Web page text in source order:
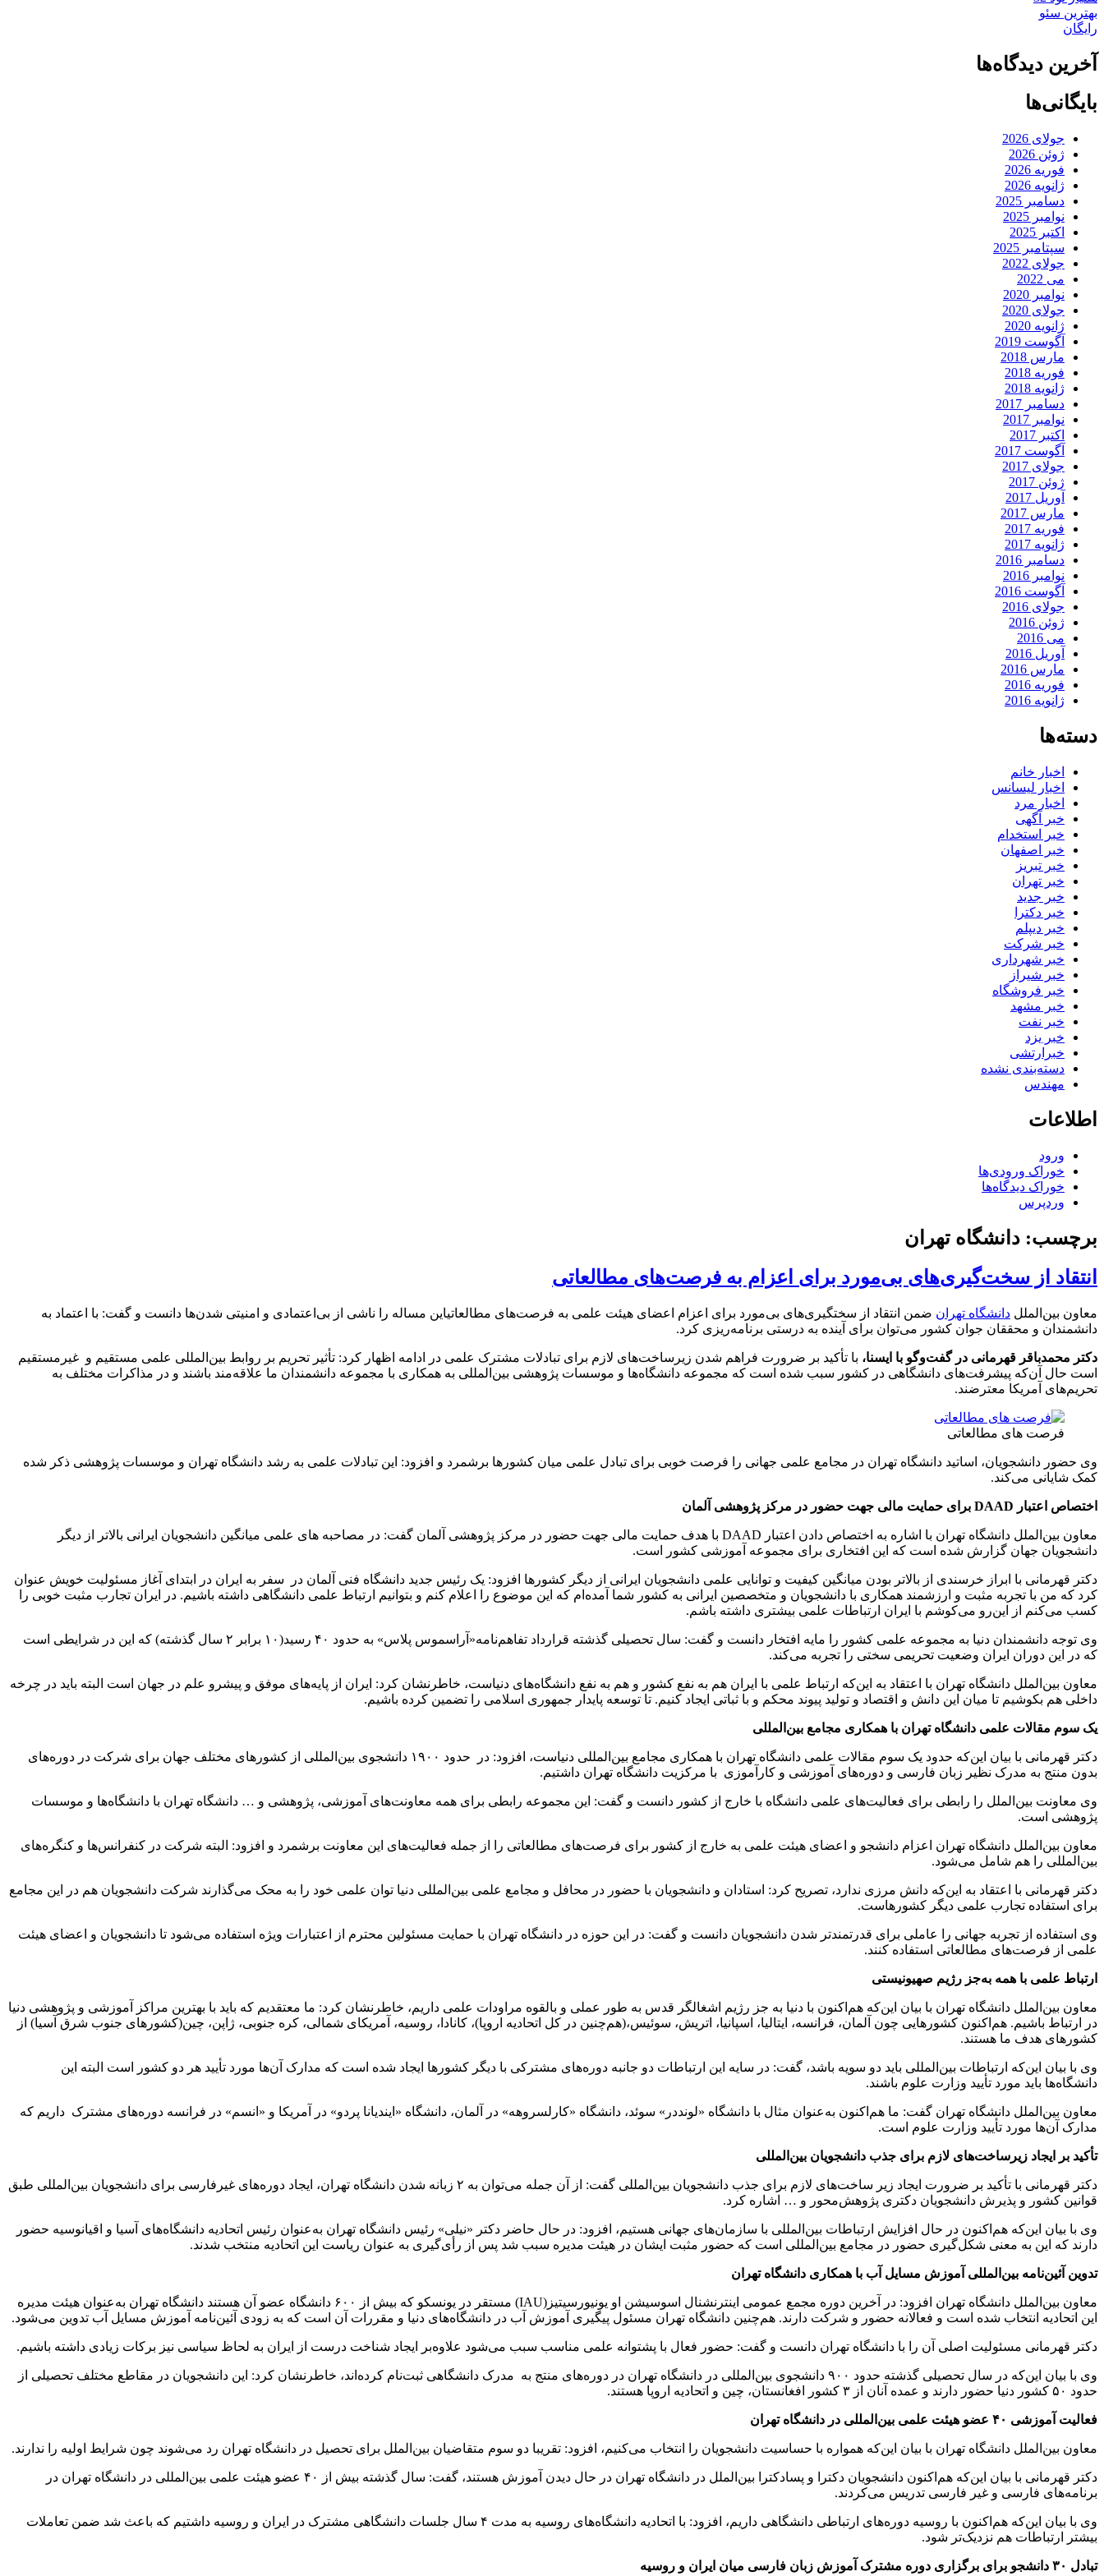
بهترین سئو
رایگان
آخرین دیدگاه‌ها
بایگانی‌ها
جولای 2026
ژوئن 2026
فوریه 2026
ژانویه 2026
دسامبر 2025
نوامبر 2025
اکتبر 2025
سپتامبر 2025
جولای 2022
می 2022
نوامبر 2020
جولای 2020
ژانویه 2020
آگوست 2019
مارس 2018
فوریه 2018
ژانویه 2018
دسامبر 2017
نوامبر 2017
اکتبر 2017
آگوست 2017
جولای 2017
ژوئن 2017
آوریل 2017
مارس 2017
فوریه 2017
ژانویه 2017
دسامبر 2016
نوامبر 2016
آگوست 2016
جولای 2016
ژوئن 2016
می 2016
آوریل 2016
مارس 2016
فوریه 2016
ژانویه 2016
دسته‌ها
اخبار خانم
اخبار لیسانس
اخبار مرد
خبر آگهی
خبر استخدام
خبر اصفهان
خبر تبریز
خبر تهران
خبر جدید
خبر دکترا
خبر دیپلم
خبر شرکت
خبر شهرداری
خبر شیراز
خبر فروشگاه
خبر مشهد
خبر نفت
خبر یزد
خبرارتشی
دسته‌بندی نشده
مهندس
اطلاعات
ورود
خوراک ورودی‌ها
خوراک دیدگاه‌ها
وردپرس
برچسب: دانشگاه تهران
انتقاد از سخت‌گیری‌های بی‌مورد برای اعزام به فرصت‌های مطالعاتی
معاون بین‌الملل دانشگاه تهران ضمن انتقاد از سختگیری‌های بی‌مورد برای اعزام اعضای هیئت علمی به فرصت‌های مطالعاتیاین مساله را ناشی از بی‌اعتمادی و امنیتی شدن‌ها دانست و گفت: با اعتماد به
دانشمندان و محققان جوان کشور می‌توان برای آینده به درستی برنامه‌ریزی کرد.
دکتر محمدباقر قهرمانی در گفت‌وگو با ایسنا، با تأکید بر ضرورت فراهم شدن زیرساخت‌های لازم برای تبادلات مشترک علمی در ادامه اظهار کرد: تأثیر تحریم بر روابط بین‌المللی علمی مستقیم و غیرمستقیم
است حال آن‌که پیشرفت‌های دانشگاهی در کشور سبب شده است که مجموعه دانشگاه‌ها و موسسات پژوهشی بین‌المللی به همکاری با مجموعه دانشمندان ما علاقه‌مند باشند و در مذاکرات مختلف به
تحریم‌های آمریکا معترضند.
فرصت های مطالعاتی
وی حضور دانشجویان، اساتید دانشگاه تهران در مجامع علمی جهانی را فرصت خوبی برای تبادل علمی میان کشورها برشمرد و افزود: این تبادلات علمی به رشد دانشگاه تهران و موسسات پژوهشی ذکر شده
کمک شایانی می‌کند.
اختصاص اعتبار DAAD برای حمایت مالی جهت حضور در مرکز پژوهشی آلمان
معاون بین‌الملل دانشگاه تهران با اشاره به اختصاص دادن اعتبار DAAD با هدف حمایت مالی جهت حضور در مرکز پژوهشی آلمان گفت: در مصاحبه های علمی میانگین دانشجویان ایرانی بالاتر از دیگر
دانشجویان جهان گزارش شده است که این افتخاری برای مجموعه آموزشی کشور است.
دکتر قهرمانی با ابراز خرسندی از بالاتر بودن میانگین کیفیت و توانایی علمی دانشجویان ایرانی از دیگر کشورها افزود: یک رئیس جدید دانشگاه فنی آلمان در سفر به ایران در ابتدای آغاز مسئولیت خویش عنوان
کرد که من با تجربه مثبت و ارزشمند همکاری با دانشجویان و متخصصین ایرانی به کشور شما آمده‌ام که این موضوع را اعلام کنم و بتوانیم ارتباط علمی دانشگاهی داشته باشیم. در ایران تجارب مثبت خوبی را
کسب می‌کنم از این‌رو می‌کوشم با ایران ارتباطات علمی بیشتری داشته باشم.
وی توجه دانشمندان دنیا به مجموعه علمی کشور را مایه افتخار دانست و گفت: سال تحصیلی گذشته قرارداد تفاهم‌نامه«آراسموس پلاس» به حدود ۴۰ رسید(۱۰ برابر ۲ سال گذشته) که این در شرایطی است
که در این دوران ایران وضعیت تحریمی سختی را تجربه می‌کند.
معاون بین‌الملل دانشگاه تهران با اعتقاد به این‌که ارتباط علمی با ایران هم به نفع کشور و هم به نفع دانشگاه‌های دنیاست، خاطرنشان کرد: ایران از پایه‌های موفق و پیشرو علم در جهان است البته باید در چرخه
داخلی هم بکوشیم تا میان این دانش و اقتصاد و تولید پیوند محکم و با ثباتی ایجاد کنیم. تا توسعه پایدار جمهوری اسلامی را تضمین کرده باشیم.
یک سوم مقالات علمی دانشگاه تهران با همکاری مجامع بین‌المللی
دکتر قهرمانی با بیان این‌که حدود یک سوم مقالات علمی دانشگاه تهران با همکاری مجامع بین‌المللی دنیاست، افزود: در حدود ۱۹۰۰ دانشجوی بین‌المللی از کشورهای مختلف جهان برای شرکت در دوره‌های
بدون منتج به مدرک نظیر زبان فارسی و دوره‌های آموزشی و کارآموزی با مرکزیت دانشگاه تهران داشتیم.
وی معاونت بین‌الملل را رابطی برای فعالیت‌های علمی دانشگاه با خارج از کشور دانست و گفت: این مجموعه رابطی برای همه معاونت‌های آموزشی، پژوهشی و … دانشگاه تهران با دانشگاه‌ها و موسسات
پژوهشی است.
معاون بین‌الملل دانشگاه تهران اعزام دانشجو و اعضای هیئت علمی به خارج از کشور برای فرصت‌های مطالعاتی را از جمله فعالیت‌های این معاونت برشمرد و افزود: البته شرکت در کنفرانس‌ها و کنگره‌های
بین‌المللی را هم شامل می‌شود.
دکتر قهرمانی با اعتقاد به این‌که دانش مرزی ندارد، تصریح کرد: استادان و دانشجویان با حضور در محافل و مجامع علمی بین‌المللی دنیا توان علمی خود را به محک می‌گذارند شرکت دانشجویان هم در این مجامع
برای استفاده تجارب علمی دیگر کشورهاست.
وی استفاده از تجربه جهانی را عاملی برای قدرتمندتر شدن دانشجویان دانست و گفت: در این حوزه در دانشگاه تهران با حمایت مسئولین محترم از اعتبارات ویژه استفاده می‌شود تا دانشجویان و اعضای هیئت
علمی از فرصت‌های مطالعاتی استفاده کنند.
ارتباط علمی با همه به‌جز رژیم صهیونیستی
معاون بین‌الملل دانشگاه تهران با بیان این‌که هم‌اکنون با دنیا به جز رژیم اشغالگر قدس به طور عملی و بالقوه مراودات علمی داریم، خاطرنشان کرد: ما معتقدیم که باید با بهترین مراکز آموزشی و پژوهشی دنیا
در ارتباط باشیم. هم‌اکنون کشورهایی چون آلمان، فرانسه، ایتالیا، اسپانیا، اتریش، سوئیس،(هم‌چنین در کل اتحادیه اروپا)، کانادا، روسیه، آمریکای شمالی، کره جنوبی، ژاپن، چین(کشورهای جنوب شرق آسیا) از
کشورهای هدف ما هستند.
وی با بیان این‌که ارتباطات بین‌المللی باید دو سویه باشد، گفت: در سایه این ارتباطات دو جانبه دوره‌های مشترکی با دیگر کشورها ایجاد شده است که مدارک آن‌ها مورد تأیید هر دو کشور است البته این
دانشگاه‌ها باید مورد تأیید وزارت علوم باشند.
معاون بین‌الملل دانشگاه تهران گفت: ما هم‌اکنون به‌عنوان مثال با دانشگاه «لونددر» سوئد، دانشگاه «کارلسروهه» در آلمان، دانشگاه «ایندیانا پردو» در آمریکا و «انسم» در فرانسه دوره‌های مشترک داریم که
مدارک آن‌ها مورد تأیید وزارت علوم است.
تأکید بر ایجاد زیرساخت‌های لازم برای جذب دانشجویان بین‌المللی
دکتر قهرمانی با تأکید بر ضرورت ایجاد زیر ساخت‌های لازم برای جذب دانشجویان بین‌المللی گفت: از آن جمله می‌توان به ۲ زبانه شدن دانشگاه تهران، ایجاد دوره‌های غیرفارسی برای دانشجویان بین‌المللی طبق
قوانین کشور و پذیرش دانشجویان دکتری پژوهش‌محور و … اشاره کرد.
وی با بیان این‌که هم‌اکنون در حال افزایش ارتباطات بین‌المللی با سازمان‌های جهانی هستیم، افزود: در حال حاضر دکتر «نیلی» رئیس دانشگاه تهران به‌عنوان رئیس اتحادیه دانشگاه‌های آسیا و اقیانوسیه حضور
دارند که این به معنی شکل‌گیری حضور در مجامع بین‌المللی است که حضور مثبت ایشان در هیئت مدیره سبب شد پس از رأی‌گیری به عنوان ریاست این اتحادیه منتخب شدند.
تدوین آئین‌نامه بین‌المللی آموزش مسایل آب با همکاری دانشگاه تهران
معاون بین‌الملل دانشگاه تهران افزود: در آخرین دوره مجمع عمومی اینترنشنال اسوسیشن او یونیورسیتیز(IAU) مستقر در یونسکو که بیش از ۶۰۰ دانشگاه عضو آن هستند دانشگاه تهران به‌عنوان هیئت مدیره
این اتحادیه انتخاب شده است و فعالانه حضور و شرکت دارند. هم‌چنین دانشگاه تهران مسئول پیگیری آموزش آب در دانشگاه‌های دنیا و مقررات آن است که به زودی آئین‌نامه آموزش مسایل آب تدوین می‌شود.
دکتر قهرمانی مسئولیت اصلی آن را با دانشگاه تهران دانست و گفت: حضور فعال با پشتوانه علمی مناسب سبب می‌شود علاوه‌بر ایجاد شناخت درست از ایران به لحاظ سیاسی نیز برکات زیادی داشته باشیم.
وی با بیان این‌که در سال تحصیلی گذشته حدود ۹۰۰ دانشجوی بین‌المللی در دانشگاه تهران در دوره‌های منتج به مدرک دانشگاهی ثبت‌نام کرده‌اند، خاطرنشان کرد: این دانشجویان در مقاطع مختلف تحصیلی از
حدود ۵۰ کشور دنیا حضور دارند و عمده آنان از ۳ کشور افغانستان، چین و اتحادیه اروپا هستند.
فعالیت آموزشی ۴۰ عضو هیئت علمی بین‌المللی در دانشگاه تهران
معاون بین‌الملل دانشگاه تهران با بیان این‌که همواره با حساسیت دانشجویان را انتخاب می‌کنیم، افزود: تقریبا دو سوم متقاضیان بین‌الملل برای تحصیل در دانشگاه تهران رد می‌شوند چون شرایط اولیه را ندارند.
دکتر قهرمانی با بیان این‌که هم‌اکنون دانشجویان دکترا و پسادکترا بین‌الملل در دانشگاه تهران در حال دیدن آموزش هستند، گفت: سال گذشته بیش از ۴۰ عضو هیئت علمی بین‌المللی در دانشگاه تهران در
برنامه‌های فارسی و غیر فارسی تدریس می‌کردند.
وی با بیان این‌که هم‌اکنون با روسیه دوره‌های ارتباطی دانشگاهی داریم، افزود: با اتحادیه دانشگاه‌های روسیه به مدت ۴ سال جلسات دانشگاهی مشترک در ایران و روسیه داشتیم که باعث شد ضمن تعاملات
بیشتر ارتباطات هم نزدیک‌تر شود.
تبادل ۳۰ دانشجو برای برگزاری دوره مشترک آموزش زبان فارسی میان ایران و روسیه